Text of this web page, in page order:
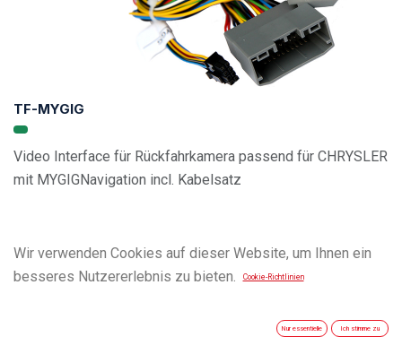
TF-MYGIG
Video Interface für Rückfahrkamera passend für CHRYSLER
mit MYGIGNavigation incl. Kabelsatz
Wir verwenden Cookies auf dieser Website, um Ihnen ein
besseres Nutzererlebnis zu bieten.
Cookie-Richtlinien
Nur essentielle Ich stimme zu